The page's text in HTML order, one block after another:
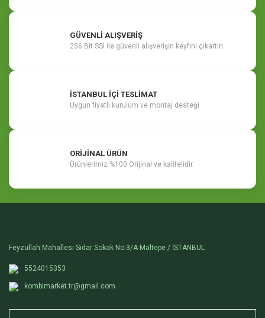
GÜVENLİ ALIŞVERİŞ
256 Bit SSl ile güvenli alışverişin keyfini çıkartın.
İSTANBUL İÇİ TESLİMAT
Uygun fiyatlı kurulum ve montaj desteği
ORİJİNAL ÜRÜN
Ürünlerimiz %100 Orijinal ve kalitelidir.
Feyzullah Mahallesi Sidar Sokak No:3/A Maltepe / İSTANBUL
5524015353
kombimarket.tr@gmail.com